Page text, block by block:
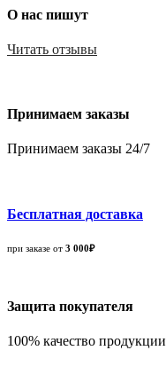
О нас пишут
Читать отзывы
Принимаем заказы
Принимаем заказы 24/7
Бесплатная доставка
при заказе от 3 000₽
Защита покупателя
100% качество продукции